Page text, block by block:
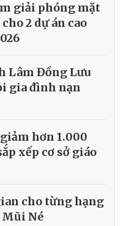
giải phóng mặt
2 dự án cao
Lâm Đồng Lưu
gia đình nạn
hơn 1.000
xếp cơ sở giáo
cho từng hạng
Mũi Né